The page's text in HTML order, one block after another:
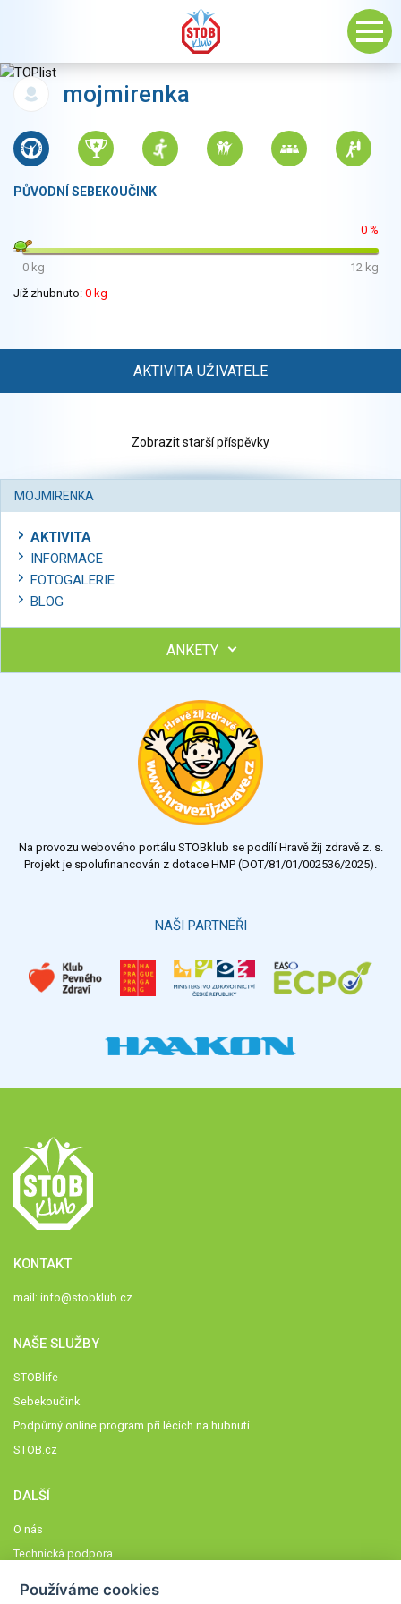
mojmirenka
PŮVODNÍ SEBEKOUČINK
0 %
0 kg
12 kg
Již zhubnuto: 0 kg
AKTIVITA UŽIVATELE
Zobrazit starší příspěvky
MOJMIRENKA
AKTIVITA
INFORMACE
FOTOGALERIE
BLOG
ANKETY
Výsledky Všechny ankety
Na provozu webového portálu STOBklub se podílí Hravě žij zdravě z. s.
Projekt je spolufinancován z dotace HMP (DOT/81/01/002536/2025).
NAŠI PARTNEŘI
KONTAKT
mail: info@stobklub.cz
NAŠE SLUŽBY
STOBlife
Sebekoučink
Podpůrný online program při lécích na hubnutí
STOB.cz
DALŠÍ
O nás
Technická podpora
Používáme cookies